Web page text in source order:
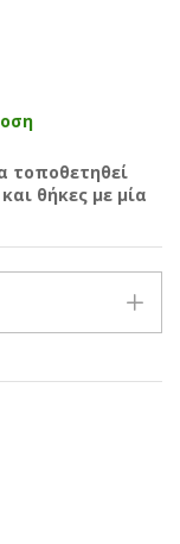
τοποθετηθεί
θήκες με μία